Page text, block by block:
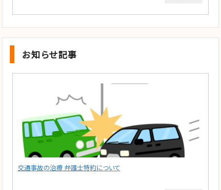
お知らせ記事
交通事故の治療 弁護士特約について